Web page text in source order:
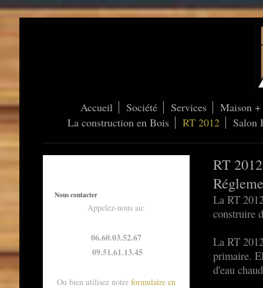
Accueil Société Services
Maison +
La construction en Bois
RT 2012 Salon
RT 2012
La RT
construire
La RT
primaire.
d'eau
Nous contacter
Appelez-nous au:
06.60.03.52.67
09.51.61.13.45
Ou bien utilisez notre formulaire en